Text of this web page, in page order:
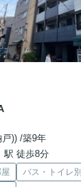
)) /築9年
駅 徒歩8分
バス・トイレ別